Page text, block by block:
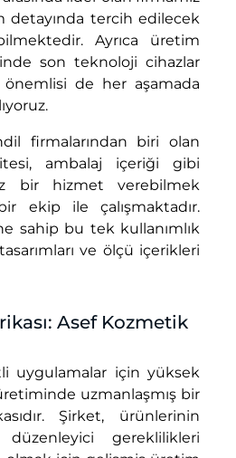
detayında tercih edilecek
Ayrıca üretim
son teknoloji cihazlar
önemlisi de her aşamada
firmalarından biri olan
ambalaj içeriği gibi
bir hizmet verebilmek
ekip ile çalışmaktadır.
sahip bu tek kullanımlık
ve ölçü içerikleri
Asef Kozmetik
uygulamalar için yüksek
uzmanlaşmış bir
Şirket, ürünlerinin
gereklilikleri